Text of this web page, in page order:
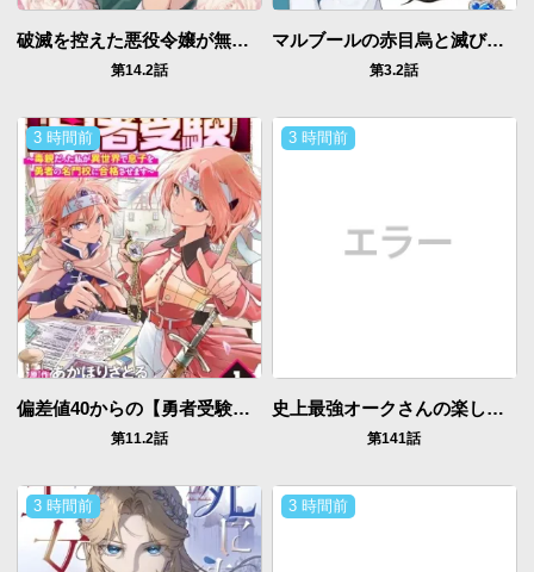
破滅を控えた悪役令嬢が無理してヒロインを演じた結果～怠惰な余生が憧れなのに、第二王子の溺愛ルートに困惑中～
第14.2話
マルブールの赤目烏と滅びの宝飾師 ～冷徹商人に拾われた天才宝飾師は、世界を魅了する～
第3.2話
3 時間前
偏差値40からの【勇者受験】～毒親だった私が異世界で息子を勇者の名門校に合格させます～
第11.2話
3 時間前
史上最強オークさんの楽しい種付けハーレムづくり
第141話
3 時間前 3 時間前